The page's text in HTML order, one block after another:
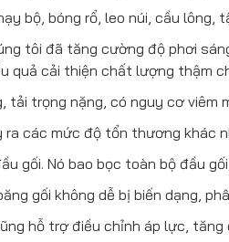
bộ, bóng rổ, leo núi, cầu lông,
tôi đã tăng cường độ phơi
quả cải thiện chất lượng thậm
trọng nặng, có nguy cơ viêm
các mức độ tổn thương khác
gối. Nó bao bọc toàn bộ đầu
gối không dễ bị biến dạng,
hỗ trợ điều chỉnh áp lực,